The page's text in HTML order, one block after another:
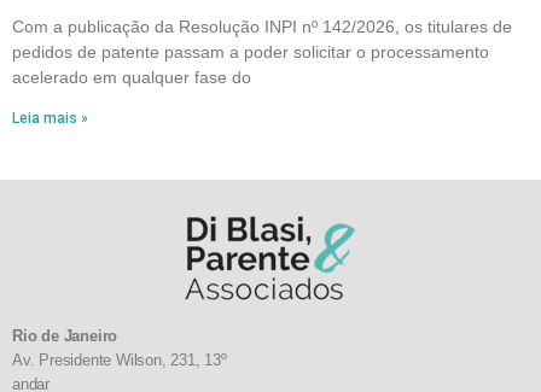
Com a publicação da Resolução INPI nº 142/2026, os titulares de
pedidos de patente passam a poder solicitar o processamento
acelerado em qualquer fase do
Leia mais »
Rio de Janeiro
Av. Presidente Wilson, 231, 13º
andar